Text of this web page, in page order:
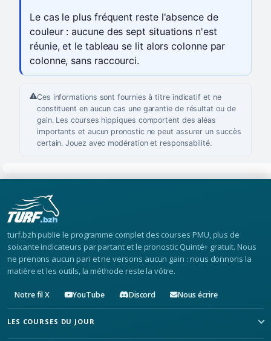
Le cas le plus fréquent reste l'absence de
couleur : aucune des sept situations n'est
réunie, et le tableau se lit alors colonne par
colonne, sans raccourci.
Ces informations sont fournies à titre indicatif et ne
constituent en aucun cas une garantie de résultat ou de
gain. Les courses hippiques comportent des aléas
importants et aucun pronostic ne peut assurer un succès
certain. Jouez avec modération et responsabilité.
turf.bzh publie le programme complet des courses PMU, plus de
soixante indicateurs par partant et le pronostic Quinté+ gratuit. Nous
ne prenons aucun pari et ne versons aucun gain : nous donnons la
matière et les outils, la méthode reste la vôtre.
Notre fil X YouTube Discord Nous écrire
LES COURSES DU JOUR